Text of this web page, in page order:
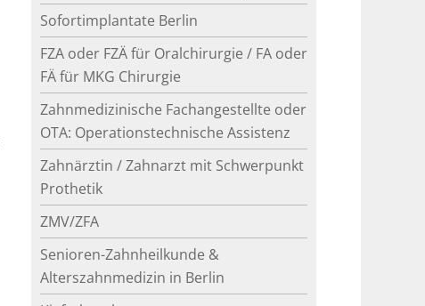
Sofortimplantate Berlin
FZA oder FZÄ für Oralchirurgie / FA oder
FÄ für MKG Chirurgie
Zahnmedizinische Fachangestellte oder
OTA: Operationstechnische Assistenz
Zahnärztin / Zahnarzt mit Schwerpunkt
Prothetik
ZMV/ZFA
Senioren-Zahnheilkunde &
Alterszahnmedizin in Berlin